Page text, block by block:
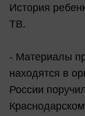
История
ТВ.
- Материалы
находятся в
России